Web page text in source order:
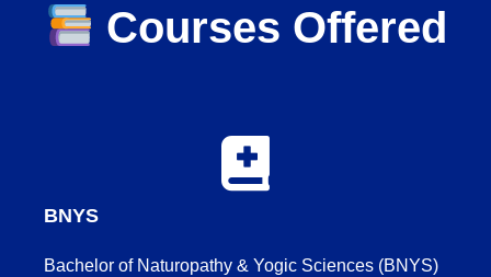
Courses Offered
BNYS
Bachelor of Naturopathy & Yogic Sciences (BNYS)